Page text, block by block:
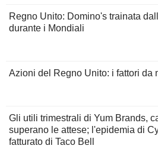
Regno Unito: Domino's trainata
durante i Mondiali
Azioni del Regno Unito: i fattori da
Gli utili trimestrali di Yum Brands,
superano le attese; l'epidemia di
fatturato di Taco Bell